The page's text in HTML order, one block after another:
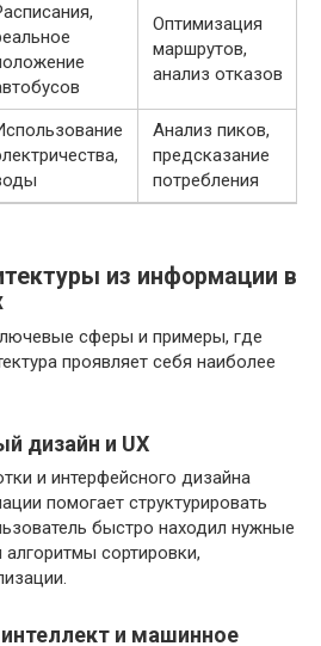
Оптимизация
маршрутов,
анализ отказов
Анализ пиков,
предсказание
потребления
из информации в
сферы и примеры, где
проявляет себя наиболее
дизайн и UX
и интерфейсного дизайна
помогает структурировать
быстро находил нужные
сортировки,
и машинное